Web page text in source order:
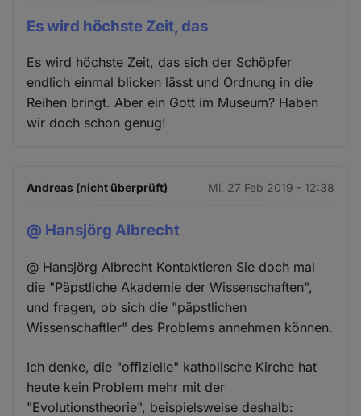
Es wird höchste Zeit, das
Es wird höchste Zeit, das sich der Schöpfer
endlich einmal blicken lässt und Ordnung in die
Reihen bringt. Aber ein Gott im Museum? Haben
wir doch schon genug!
Andreas (nicht überprüft) Mi. 27 Feb 2019 - 12:38
@ Hansjörg Albrecht
@ Hansjörg Albrecht Kontaktieren Sie doch mal
die "Päpstliche Akademie der Wissenschaften",
und fragen, ob sich die "päpstlichen
Wissenschaftler" des Problems annehmen können.
Ich denke, die "offizielle" katholische Kirche hat
heute kein Problem mehr mit der
"Evolutionstheorie", beispielsweise deshalb: